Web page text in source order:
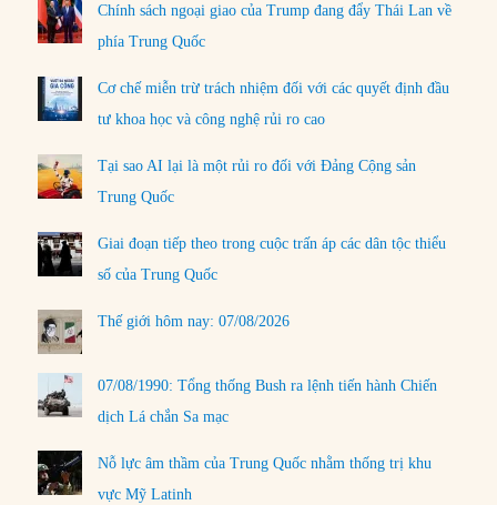
Chính sách ngoại giao của Trump đang đẩy Thái Lan về
phía Trung Quốc
Cơ chế miễn trừ trách nhiệm đối với các quyết định đầu
tư khoa học và công nghệ rủi ro cao
Tại sao AI lại là một rủi ro đối với Đảng Cộng sản
Trung Quốc
Giai đoạn tiếp theo trong cuộc trấn áp các dân tộc thiểu
số của Trung Quốc
Thế giới hôm nay: 07/08/2026
07/08/1990: Tổng thống Bush ra lệnh tiến hành Chiến
dịch Lá chắn Sa mạc
Nỗ lực âm thầm của Trung Quốc nhằm thống trị khu
vực Mỹ Latinh